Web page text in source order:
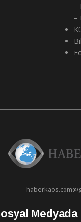
–
–
Medyada